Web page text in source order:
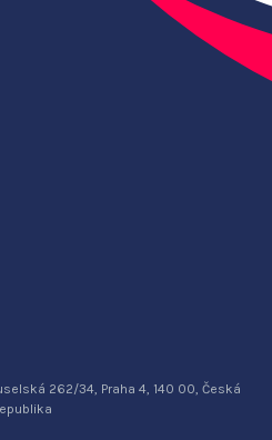
262/34, Praha 4, 140 00, Česká